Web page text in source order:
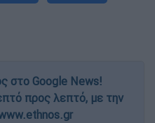
στο Google News!
προς λεπτό, με την